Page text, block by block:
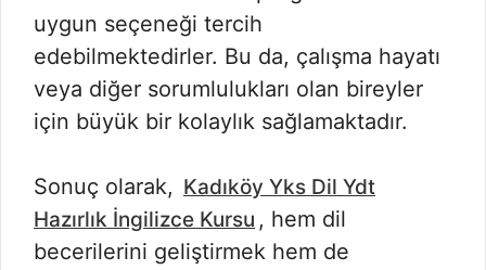
uygun seçeneği tercih
edebilmektedirler. Bu da, çalışma hayatı
veya diğer sorumlulukları olan bireyler
için büyük bir kolaylık sağlamaktadır.
Sonuç olarak, Kadıköy Yks Dil Ydt
Hazırlık İngilizce Kursu , hem dil
becerilerini geliştirmek hem de